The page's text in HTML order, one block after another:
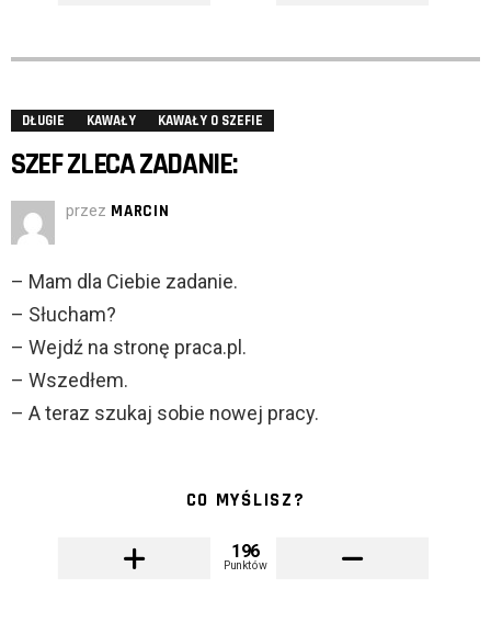
DŁUGIE KAWAŁY KAWAŁY O SZEFIE
SZEF ZLECA ZADANIE:
przez MARCIN
– Mam dla Ciebie zadanie.
– Słucham?
– Wejdź na stronę praca.pl.
– Wszedłem.
– A teraz szukaj sobie nowej pracy.
CO MYŚLISZ?
196
Punktów